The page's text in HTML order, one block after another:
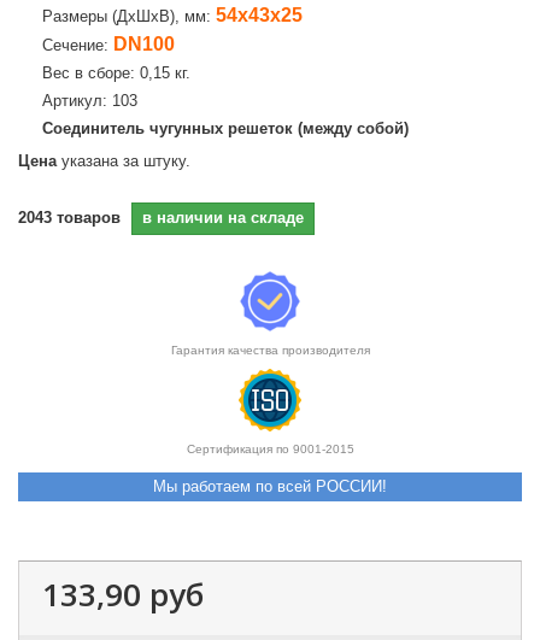
Размеры (ДхШхВ), мм: 54х43х25
Сечение: DN100
Вес в сборе: 0,15 кг.
Артикул: 103
Соединитель чугунных решеток (между собой)
Ценауказана за штуку.
2043 товаров в наличии на складе
Гарантия качества производителя
Сертификация по 9001-2015
Мы работаем по всей РОССИИ!
133,90 руб